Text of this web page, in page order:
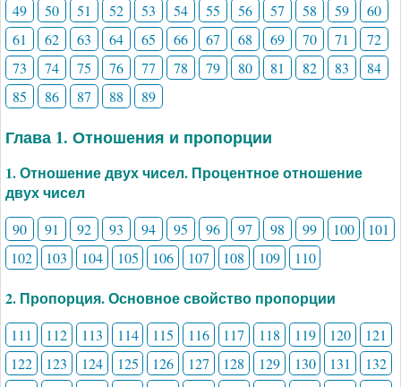
49
50 51 52 53 54 55 56 57 58 59
60
61
62 63 64 65 66 67 68 69 70 71
72
73
74 75 76 77 78 79 80 81 82 83
84
85
86 87 88 89
Глава 1. Отношения и пропорции
1. Отношение двух чисел. Процентное отношение
двух чисел
90 91 92 93 94 95 96 97 98 99 100
101
102
103 104 105 106 107 108 109 110
2. Пропорция. Основное свойство пропорции
111 112 113 114 115 116 117 118 119 120
121
122
123 124 125 126 127 128 129 130 131
132